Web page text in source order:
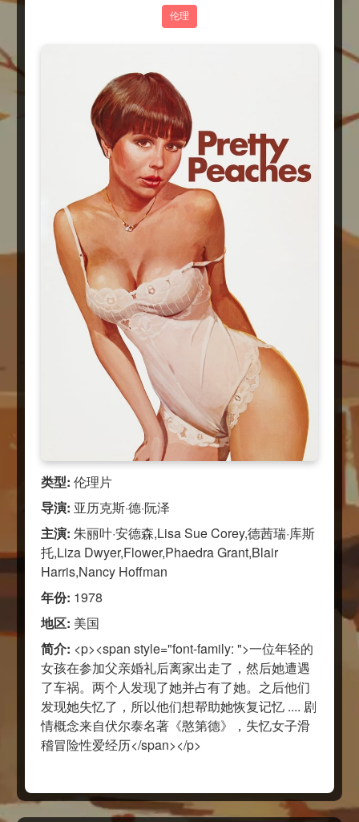
伦理
类型: 伦理片
导演: 亚历克斯·德·阮泽
主演: 朱丽叶·安德森,Lisa Sue Corey,德茜瑞·库斯
托,Liza Dwyer,Flower,Phaedra Grant,Blair
Harris,Nancy Hoffman
年份: 1978
地区: 美国
简介: <p><span style="font-family: ">一位年轻的
女孩在参加父亲婚礼后离家出走了，然后她遭遇
了车祸。两个人发现了她并占有了她。之后他们
发现她失忆了，所以他们想帮助她恢复记忆 .... 剧
情概念来自伏尔泰名著《憨第德》，失忆女子滑
稽冒险性爱经历</span></p>